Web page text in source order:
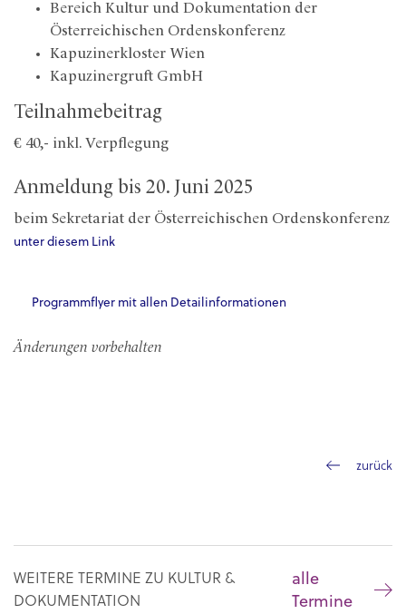
Bereich Kultur und Dokumentation der
Österreichischen Ordenskonferenz
Kapuzinerkloster Wien
Kapuzinergruft GmbH
Teilnahmebeitrag
€ 40,- inkl. Verpflegung
Anmeldung bis 20. Juni 2025
beim Sekretariat der Österreichischen Ordenskonferenz
unter diesem Link
Programmflyer mit allen Detailinformationen
Änderungen vorbehalten
zurück
WEITERE TERMINE ZU KULTUR &
DOKUMENTATION
alle
Termine